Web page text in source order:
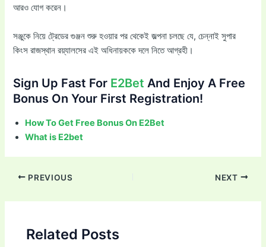
আরও যোগ করেন।
সঞ্জুকে নিয়ে ট্রেডের গুঞ্জন শুরু হওয়ার পর থেকেই জল্পনা চলছে যে, চেন্নাই সুপার
কিংস রাজস্থান রয়্যালসের এই অধিনায়ককে দলে নিতে আগ্রহী।
Sign Up Fast For E2Bet And Enjoy A Free
Bonus On Your First Registration!
How To Get Free Bonus On E2Bet
What is E2bet
Post
PREVIOUS NEXT
Related Posts